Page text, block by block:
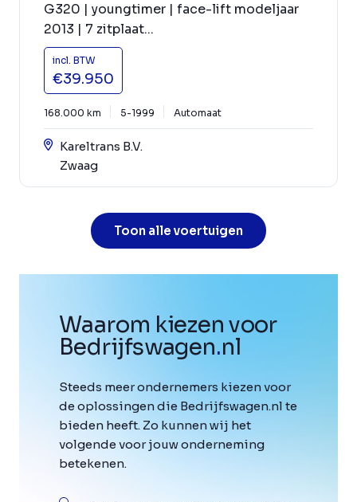
G320 | youngtimer | face-lift modeljaar
2013 | 7 zitplaat...
incl. BTW
€39.950
168.000 km 5-1999 Automaat
Kareltrans B.V.
Zwaag
Toon alle voertuigen
Waarom kiezen voor
Bedrijfswagen.nl
Steeds meer ondernemers kiezen voor
de oplossingen die Bedrijfswagen.nl te
bieden heeft. Zo kunnen wij het
volgende voor jouw onderneming
betekenen.